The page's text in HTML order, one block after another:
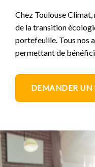
Chez Toulouse Climat,
de la transition
portefeuille. Tous nos
permettant de
DEMANDER UN